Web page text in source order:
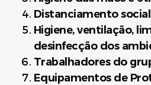
Distanciamento social
Higiene, ventilação,
desinfecção dos
Trabalhadores do
Equipamentos de